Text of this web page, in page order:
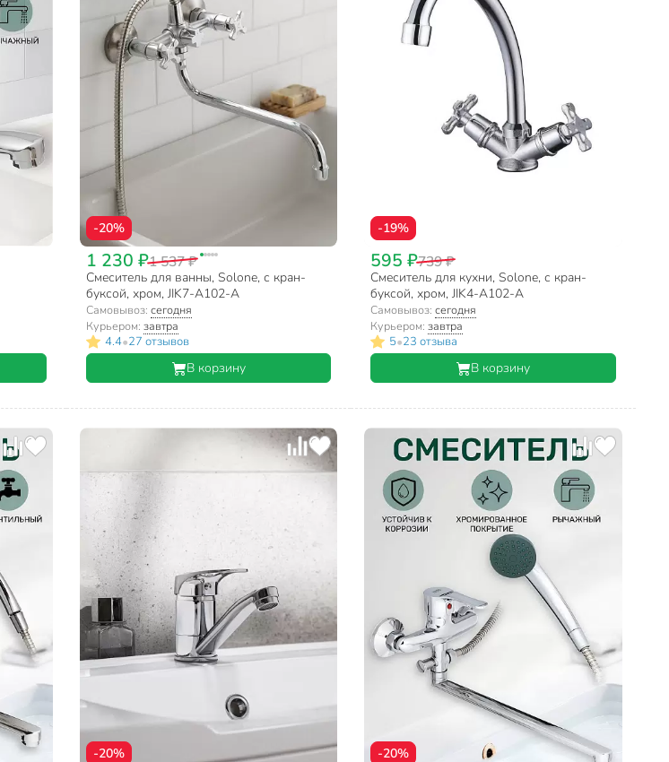
-20%
1 230 ₽1 537 ₽
Смеситель для ванны, Solone, с кран-
буксой, хром, JIK7-A102-A
Самовывоз: сегодня
Курьером: завтра
4.4•27 отзывов
В корзину
-19%
595 ₽739 ₽
Смеситель для кухни, Solone, с кран-
буксой, хром, JIK4-A102-A
Самовывоз:сегодня
Курьером:завтра
5•23 отзыва
В корзину
-20% -20%